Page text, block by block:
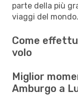
parte della più
viaggi del mondo.
Come
volo
Miglior
Amburgo a